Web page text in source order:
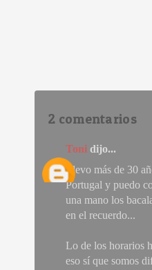
2 comentarios
Toni dijo...
Llevo más de 30
Portugal y puedo
una mano los
en el recuerdo...
Lo de los horarios
eso sí que somos